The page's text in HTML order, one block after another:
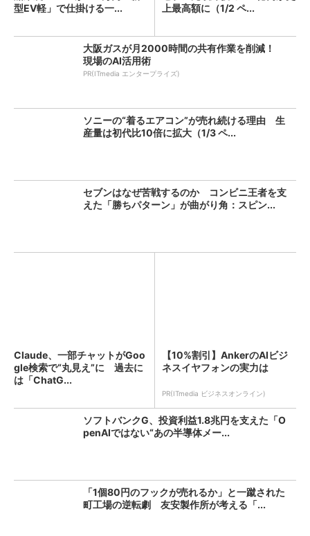
型EV軽」で仕掛ける一...
上最高額に（1/2 ペ...
大阪ガスが月2000時間の共有作業を削減！
現場のAI活用術
PR(ITmedia エンタープライズ)
ソニーの“着るエアコン”が売れ続ける理由 生
産量は初代比10倍に拡大（1/3 ペ...
セブンはなぜ苦戦するのか コンビニ王者を支
えた「勝ちパターン」が曲がり角：スピン...
Claude、一部チャットがGoo
gle検索で“丸見え”に 過去に
は「ChatG...
【10%割引】AnkerのAIビジ
ネスイヤフォンの実力は
PR(ITmedia ビジネスオンライン)
ソフトバンクG、投資利益1.8兆円を支えた「O
penAIではない“あの半導体メー...
「1個80円のフックが売れるか」と一蹴された
町工場の逆転劇 友安製作所が考える「...